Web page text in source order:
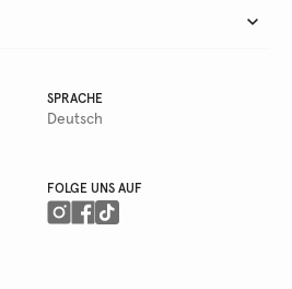
SPRACHE
Deutsch
FOLGE UNS AUF